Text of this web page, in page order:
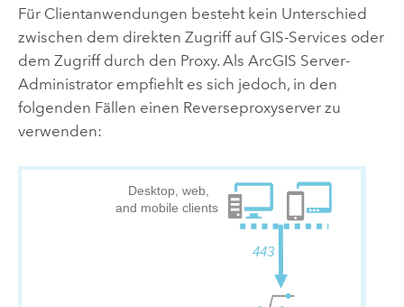
Für Clientanwendungen besteht kein Unterschied
zwischen dem direkten Zugriff auf GIS-Services oder
dem Zugriff durch den Proxy. Als ArcGIS Server-
Administrator empfiehlt es sich jedoch, in den
folgenden Fällen einen Reverseproxyserver zu
verwenden: